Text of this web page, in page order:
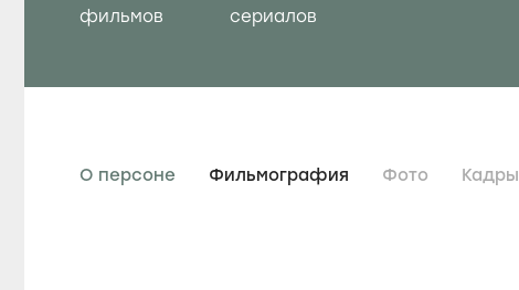
фильмов сериалов
О персоне Фильмография Фото Кадры